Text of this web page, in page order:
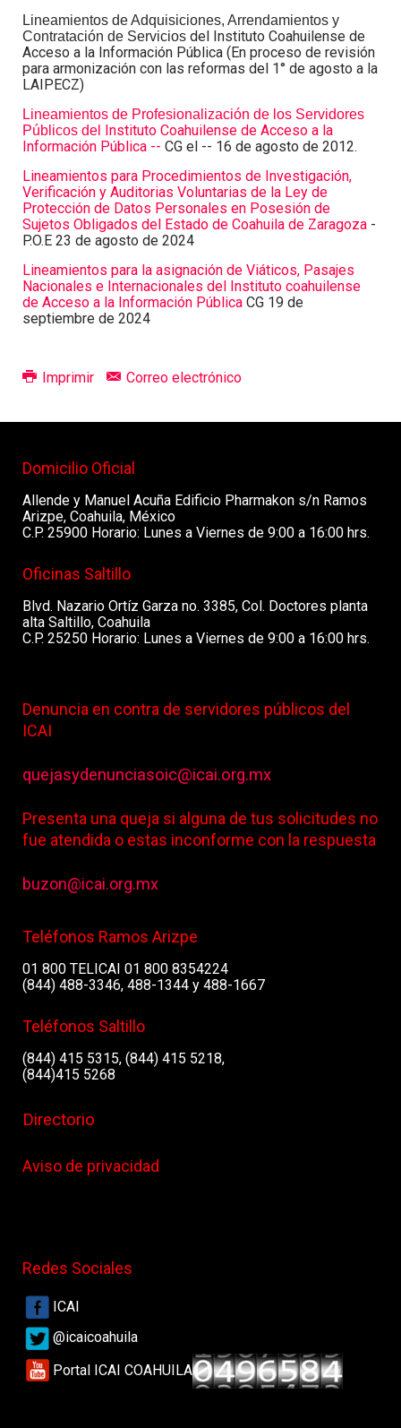
Lineamientos de Adquisiciones, Arrendamientos y
Contratación de Servicios del Instituto Coahuilense de
Acceso a la Información Pública (En proceso de revisión
para armonización con las reformas del 1° de agosto a la
LAIPECZ)
Lineamientos de Profesionalización de los Servidores
Públicos del Instituto Coahuilense de Acceso a la
Información Pública -- CG el -- 16 de agosto de 2012.
Lineamientos para Procedimientos de Investigación,
Verificación y Auditorias Voluntarias de la Ley de
Protección de Datos Personales en Posesión de
Sujetos Obligados del Estado de Coahuila de Zaragoza -
P.O.E 23 de agosto de 2024
Lineamientos para la asignación de Viáticos, Pasajes
Nacionales e Internacionales del Instituto coahuilense
de Acceso a la Información Pública CG 19 de
septiembre de 2024
Imprimir Correo electrónico
Domicilio Oficial
Allende y Manuel Acuña Edificio Pharmakon s/n Ramos
Arizpe, Coahuila, México
C.P. 25900 Horario: Lunes a Viernes de 9:00 a 16:00 hrs.
Oficinas Saltillo
Blvd. Nazario Ortíz Garza no. 3385, Col. Doctores planta
alta Saltillo, Coahuila
C.P. 25250 Horario: Lunes a Viernes de 9:00 a 16:00 hrs.
Denuncia en contra de servidores públicos del
ICAI
quejasydenunciasoic@icai.org.mx
Presenta una queja si alguna de tus solicitudes no
fue atendida o estas inconforme con la respuesta
buzon@icai.org.mx
Teléfonos Ramos Arizpe
01 800 TELICAI 01 800 8354224
(844) 488-3346, 488-1344 y 488-1667
Teléfonos Saltillo
(844) 415 5315, (844) 415 5218,
(844)415 5268
Directorio
Aviso de privacidad
Redes Sociales
ICAI
@icaicoahuila
Portal ICAI COAHUILA